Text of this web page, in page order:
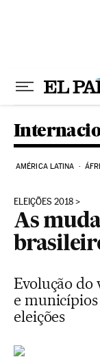
AMÉRICA LATINA
ELEIÇÕES 2018
As
Evolução do
e
eleições